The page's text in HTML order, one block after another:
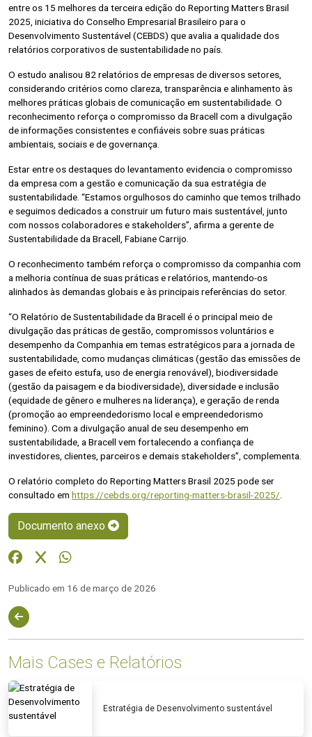
entre os 15 melhores da terceira edição do Reporting Matters Brasil
2025, iniciativa do Conselho Empresarial Brasileiro para o
Desenvolvimento Sustentável (CEBDS) que avalia a qualidade dos
relatórios corporativos de sustentabilidade no país.
O estudo analisou 82 relatórios de empresas de diversos setores,
considerando critérios como clareza, transparência e alinhamento às
melhores práticas globais de comunicação em sustentabilidade. O
reconhecimento reforça o compromisso da Bracell com a divulgação
de informações consistentes e confiáveis sobre suas práticas
ambientais, sociais e de governança.
Estar entre os destaques do levantamento evidencia o compromisso
da empresa com a gestão e comunicação da sua estratégia de
sustentabilidade. “Estamos orgulhosos do caminho que temos trilhado
e seguimos dedicados a construir um futuro mais sustentável, junto
com nossos colaboradores e stakeholders”, afirma a gerente de
Sustentabilidade da Bracell, Fabiane Carrijo.
O reconhecimento também reforça o compromisso da companhia com
a melhoria contínua de suas práticas e relatórios, mantendo-os
alinhados às demandas globais e às principais referências do setor.
“O Relatório de Sustentabilidade da Bracell é o principal meio de
divulgação das práticas de gestão, compromissos voluntários e
desempenho da Companhia em temas estratégicos para a jornada de
sustentabilidade, como mudanças climáticas (gestão das emissões de
gases de efeito estufa, uso de energia renovável), biodiversidade
(gestão da paisagem e da biodiversidade), diversidade e inclusão
(equidade de gênero e mulheres na liderança), e geração de renda
(promoção ao empreendedorismo local e empreendedorismo
feminino). Com a divulgação anual de seu desempenho em
sustentabilidade, a Bracell vem fortalecendo a confiança de
investidores, clientes, parceiros e demais stakeholders”, complementa.
O relatório completo do Reporting Matters Brasil 2025 pode ser
consultado em https://cebds.org/reporting-matters-brasil-2025/
Documento anexo
Publicado em 16 de março de 2026
Mais Cases e Relatórios
Estratégia de Desenvolvimento sustentável